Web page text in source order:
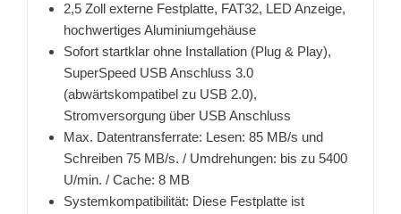
2,5 Zoll externe Festplatte, FAT32, LED Anzeige,
hochwertiges Aluminiumgehäuse
Sofort startklar ohne Installation (Plug & Play),
SuperSpeed USB Anschluss 3.0
(abwärtskompatibel zu USB 2.0),
Stromversorgung über USB Anschluss
Max. Datentransferrate: Lesen: 85 MB/s und
Schreiben 75 MB/s. / Umdrehungen: bis zu 5400
U/min. / Cache: 8 MB
Systemkompatibilität: Diese Festplatte ist